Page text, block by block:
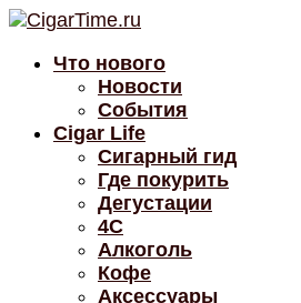
Что нового
Новости
События
Cigar Life
Сигарный гид
Где покурить
Дегустации
4C
Алкоголь
Кофе
Аксессуары